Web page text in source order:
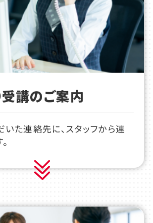
講のご案内
た連絡先に、スタッフから連